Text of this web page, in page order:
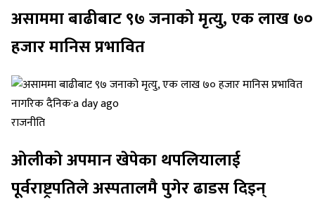
असाममा बाढीबाट ९७ जनाको मृत्यु, एक लाख ७०
हजार मानिस प्रभावित
नागरिक दैनिक·a day ago
राजनीति
ओलीको अपमान खेपेका थपलियालाई
पूर्वराष्ट्रपतिले अस्पतालमै पुगेर ढाडस दिइन्